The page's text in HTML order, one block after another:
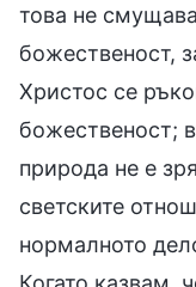
това не
божественост,
Христос се
божественост;
природа не е
светските
нормалното